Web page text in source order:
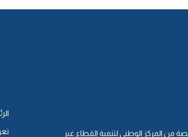
من المركز الوطني لتنمية القطاع غير